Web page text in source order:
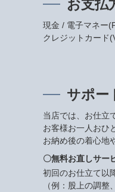
お支払
現金 / 電子マネー
クレジットカード
サポー
当店では、お仕立
お客様お一人おひ
お納め後の着心地
〇無料お直しサー
初回のお仕立て以
（例：股上の調整